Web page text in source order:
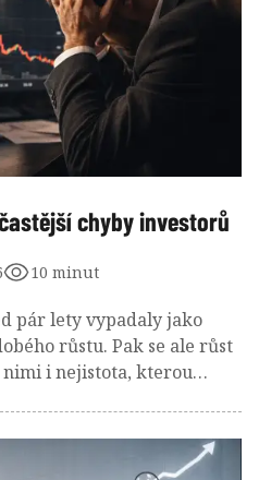
chyby investorů
10 minut
pár lety vypadaly jako
růstu. Pak se ale růst
i nejistota, kterou
úspěchu v investování